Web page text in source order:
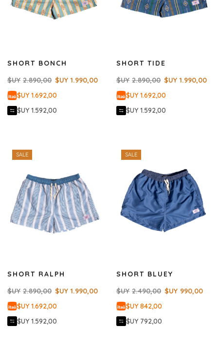
SHORT BONCH
$UY 2.890,00 $UY 1.990,00
$UY 1.692,00
$UY 1.592,00
SHORT TIDE
$UY 2.890,00 $UY 1.990,00
$UY 1.692,00
$UY 1.592,00
SALE
SHORT RALPH
$UY 2.890,00 $UY 1.990,00
$UY 1.692,00
$UY 1.592,00
SALE
SHORT BLUEY
$UY 2.490,00 $UY 990,00
$UY 842,00
$UY 792,00